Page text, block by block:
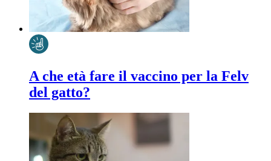
A che età fare il vaccino per la Felv
del gatto?